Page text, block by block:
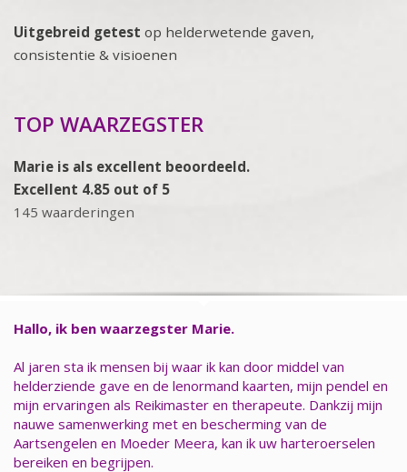
Uitgebreid getest op helderwetende gaven,
consistentie & visioenen
TOP WAARZEGSTER
Marie is als excellent beoordeeld.
Excellent 4.85 out of 5
145 waarderingen
Hallo, ik ben waarzegster Marie.
Al jaren sta ik mensen bij waar ik kan door middel van
helderziende gave en de lenormand kaarten, mijn pendel en
mijn ervaringen als Reikimaster en therapeute. Dankzij mijn
nauwe samenwerking met en bescherming van de
Aartsengelen en Moeder Meera, kan ik uw harteroerselen
bereiken en begrijpen.